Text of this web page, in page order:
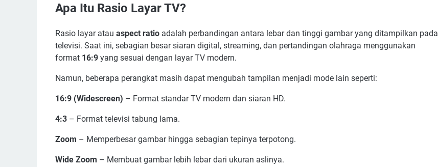
Apa Itu Rasio Layar TV?
Rasio layar atau aspect ratio adalah perbandingan antara lebar dan tinggi gambar yang ditampilkan pada
televisi. Saat ini, sebagian besar siaran digital, streaming, dan pertandingan olahraga menggunakan
format 16:9 yang sesuai dengan layar TV modern.
Namun, beberapa perangkat masih dapat mengubah tampilan menjadi mode lain seperti:
16:9 (Widescreen) – Format standar TV modern dan siaran HD.
4:3 – Format televisi tabung lama.
Zoom – Memperbesar gambar hingga sebagian tepinya terpotong.
Wide Zoom – Membuat gambar lebih lebar dari ukuran aslinya.